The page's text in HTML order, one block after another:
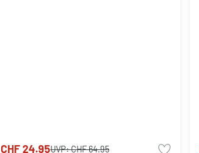
CHF 24.95UVP:CHF 64.95